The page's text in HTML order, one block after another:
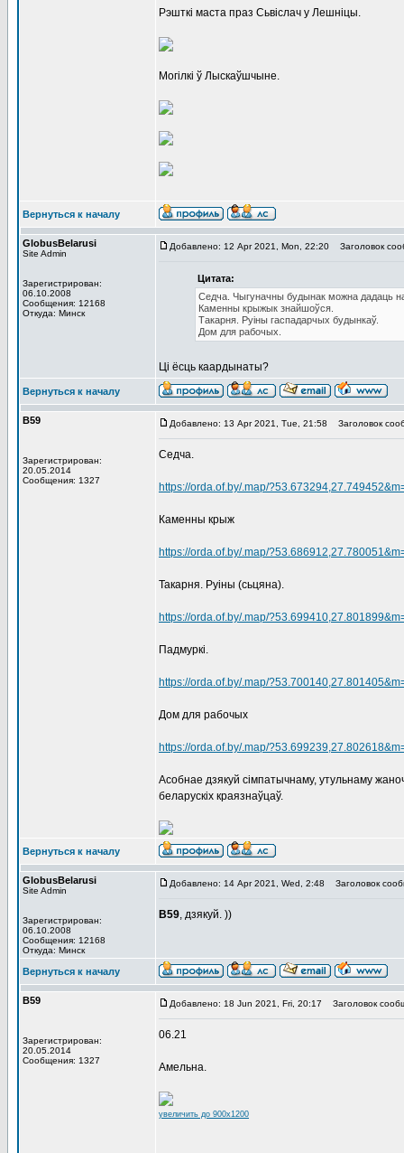
Рэшткі маста праз Сьвіслач у Лешніцы.
Могілкі ў Лыскаўшчыне.
Вернуться к началу
GlobusBelarusi
Site Admin
Зарегистрирован:
06.10.2008
Сообщения: 12168
Откуда: Минск
Добавлено: 12 Apr 2021, Mon, 22:20 Заголовок
Цитата:
Седча. Чыгуначны будынак можна дадаць
Каменны крыжык знайшоўся.
Такарня. Руіны гаспадарчых будынкаў.
Дом для рабочых.
Ці ёсць каардынаты?
Вернуться к началу
В59
Зарегистрирован:
20.05.2014
Сообщения: 1327
Добавлено: 13 Apr 2021, Tue, 21:58 Заголовок
Седча.
https://orda.of.by/.map/
Каменны крыж
https://orda.of.by/.map/
Такарня. Руіны (сьцяна).
https://orda.of.by/.map/
Падмуркі.
https://orda.of.by/.map/
Дом для рабочых
https://orda.of.by/.map/
Асобнае дзякуй сімпатычнаму, утульнаму
беларускіх краязнаўцаў.
Вернуться к началу
GlobusBelarusi
Site Admin
Зарегистрирован:
06.10.2008
Сообщения: 12168
Откуда: Минск
Добавлено: 14 Apr 2021, Wed, 2:48 Заголовок
В59, дзякуй. ))
Вернуться к началу
В59
Зарегистрирован:
20.05.2014
Сообщения: 1327
Добавлено: 18 Jun 2021, Fri, 20:17 Заголовок
06.21
Амельна.
увеличить до 900x1200